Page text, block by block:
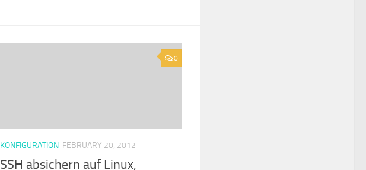
0
KONFIGURATION FEBRUARY 20, 2012
SSH absichern auf Linux,